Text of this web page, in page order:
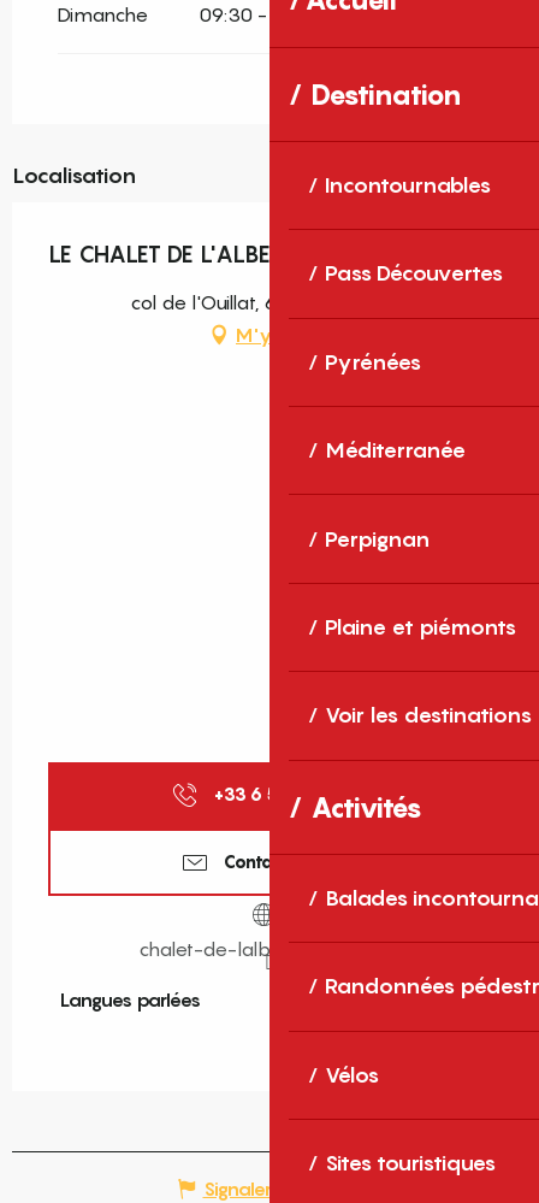
Destination
Incontournables
Pass Découvertes
Pyrénées
Méditerranée
Perpignan
Plaine et piémonts
Voir les destinations
Activités
Balades
Randonnées
Vélos
Sites touristiques
Dimanche 09:30 - 22:00
Localisation
LE CHALET DE L'ALBERE
col de l'Ouillat, 66480 L' Albère
M'y rendre
+33 6 52 62 08 ▒▒
Contactez-nous
chalet-de-lalbere.eatbu.com
Langues parlées
Langues parlées
Signaler une erreur